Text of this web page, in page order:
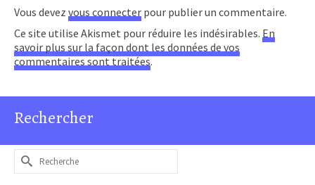
Vous devez vous connecter pour publier un commentaire.
Ce site utilise Akismet pour réduire les indésirables. En
savoir plus sur la façon dont les données de vos
commentaires sont traitées.
Rechercher
Rechercher :